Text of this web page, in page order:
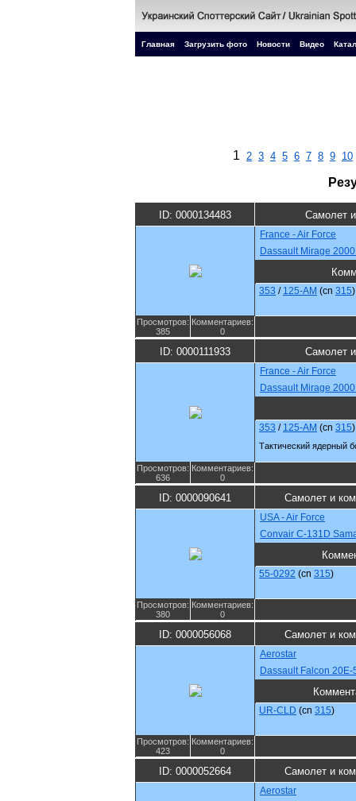
Главная Загрузить фото Новости Видео
1 2 3 4 5 6 7 8 9 10
ID: 0000134483 Самолет
France - Air Force
Dassault Mirage
353 / 125-AM (cn 315)
Просмотров:
385
Комментариев:
0
ID: 0000111933 Самолет
France - Air Force
Dassault Mirage
353 / 125-AM (cn 315)
Тактический ядерный
Просмотров:
636
Комментариев:
0
ID: 0000090641 Самолет и
USA - Air Force
Convair C-131D
55-0292 (cn 315)
Просмотров:
380
Комментариев:
0
ID: 0000056068 Самолет и
Aerostar
Dassault Falcon 20E-
UR-CLD (cn 315)
Просмотров:
423
Комментариев:
0
ID: 0000052664 Самолет и
Aerostar